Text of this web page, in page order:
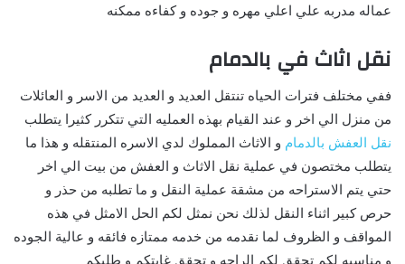
عماله مدربه علي اعلي مهره و جوده و كفاءه ممكنه
نقل اثاث في بالدمام
ففي مختلف فترات الحياه تنتقل العديد و العديد من الاسر و العائلات
من منزل الي اخر و عند القيام بهذه العمليه التي تتكرر كثيرا يتطلب
نقل العفش بالدمام و الاثاث المملوك لدي الاسره المنتقله و هذا ما
يتطلب مختصون في عملية نقل الاثاث و العفش من بيت الي اخر
حتي يتم الاستراحه من مشقة عملية النقل و ما تطلبه من حذر و
حرص كبير اثناء النقل لذلك نحن نمثل لكم الحل الامثل في هذه
المواقف و الظروف لما نقدمه من خدمه ممتازه فائقه و عالية الجوده
و مناسبه لكم تحقق لكم الراحه و تحقق غايتكم و طلبكم